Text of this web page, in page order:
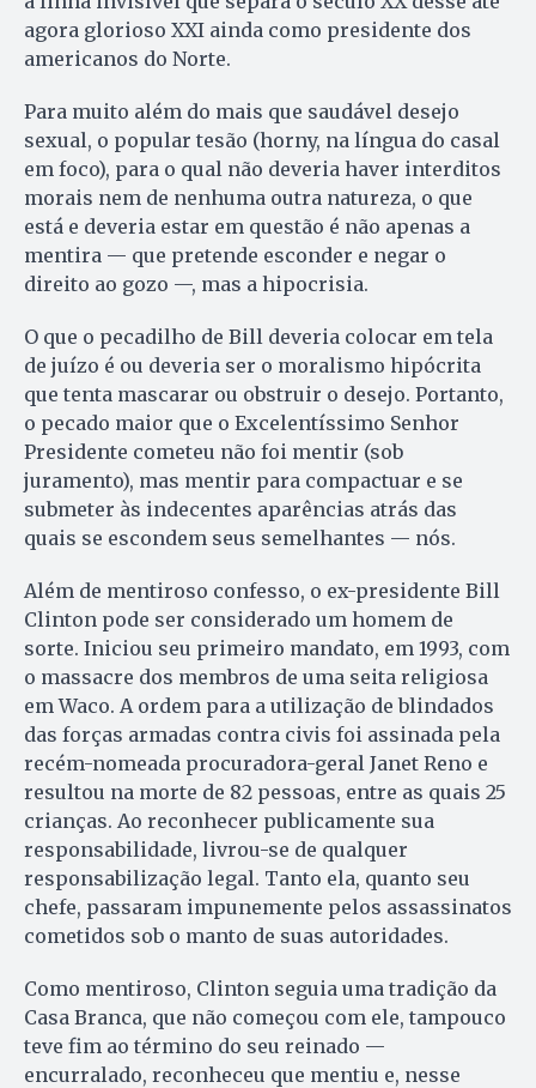
agora glorioso XXI ainda como presidente dos
americanos do Norte.
Para muito além do mais que saudável desejo
sexual, o popular tesão (horny, na língua do casal
em foco), para o qual não deveria haver interditos
morais nem de nenhuma outra natureza, o que
está e deveria estar em questão é não apenas a
mentira — que pretende esconder e negar o
direito ao gozo —, mas a hipocrisia.
O que o pecadilho de Bill deveria colocar em tela
de juízo é ou deveria ser o moralismo hipócrita
que tenta mascarar ou obstruir o desejo. Portanto,
o pecado maior que o Excelentíssimo Senhor
Presidente cometeu não foi mentir (sob
juramento), mas mentir para compactuar e se
submeter às indecentes aparências atrás das
quais se escondem seus semelhantes — nós.
Além de mentiroso confesso, o ex-presidente Bill
Clinton pode ser considerado um homem de
sorte. Iniciou seu primeiro mandato, em 1993, com
o massacre dos membros de uma seita religiosa
em Waco. A ordem para a utilização de blindados
das forças armadas contra civis foi assinada pela
recém-nomeada procuradora-geral Janet Reno e
resultou na morte de 82 pessoas, entre as quais 25
crianças. Ao reconhecer publicamente sua
responsabilidade, livrou-se de qualquer
responsabilização legal. Tanto ela, quanto seu
chefe, passaram impunemente pelos assassinatos
cometidos sob o manto de suas autoridades.
Como mentiroso, Clinton seguia uma tradição da
Casa Branca, que não começou com ele, tampouco
teve fim ao término do seu reinado —
encurralado, reconheceu que mentiu e, nesse